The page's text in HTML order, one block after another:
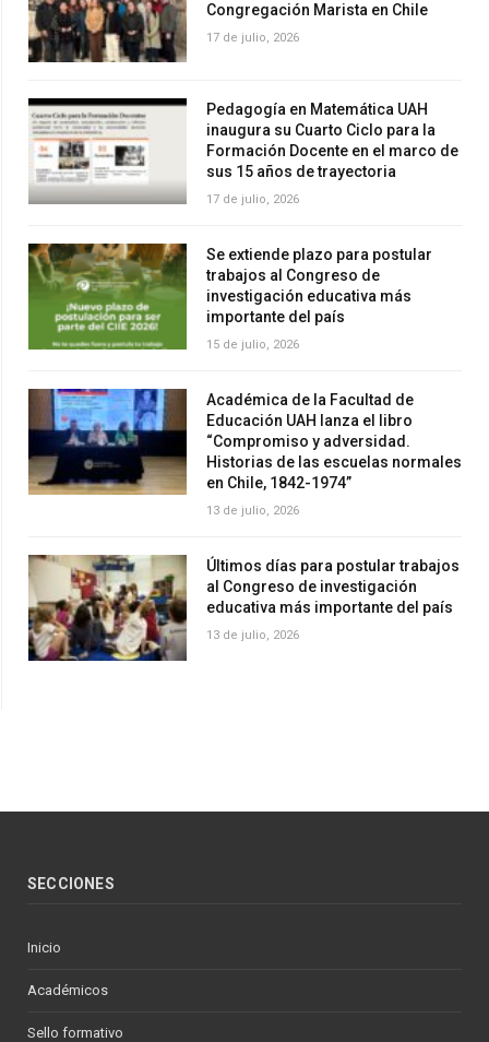
Congregación Marista en Chile
17 de julio, 2026
Pedagogía en Matemática UAH
inaugura su Cuarto Ciclo para la
Formación Docente en el marco de
sus 15 años de trayectoria
17 de julio, 2026
Se extiende plazo para postular
trabajos al Congreso de
investigación educativa más
importante del país
15 de julio, 2026
Académica de la Facultad de
Educación UAH lanza el libro
“Compromiso y adversidad.
Historias de las escuelas normales
en Chile, 1842-1974”
13 de julio, 2026
Últimos días para postular trabajos
al Congreso de investigación
educativa más importante del país
13 de julio, 2026
SECCIONES
Inicio
Académicos
Sello formativo